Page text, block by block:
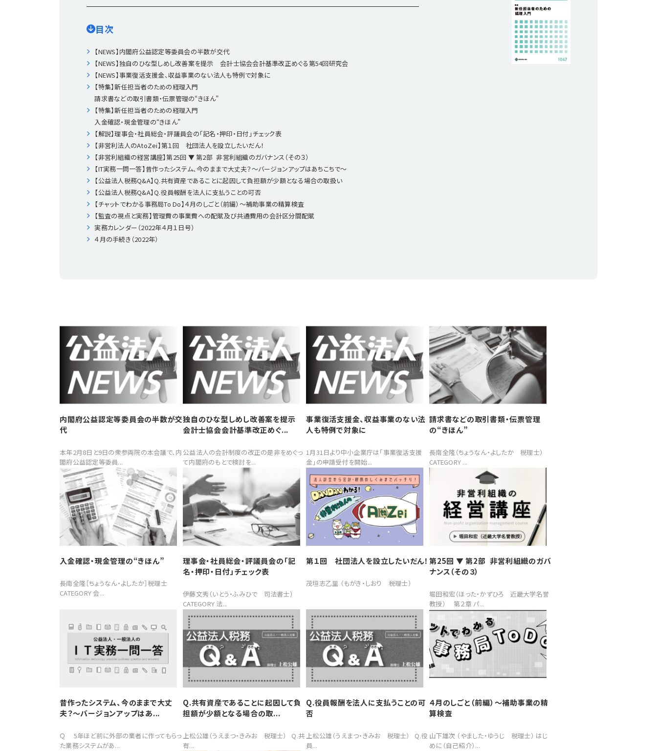
目次
【NEWS】内閣府公益認定等委員会の半数が交代
【NEWS】独自のひな型しめし改善案を提示 会計士協会会計基準改正めぐる第54回研究会
【NEWS】事業復活支援金、収益事業のない法人も特例で対象に
【特集】新任担当者のための経理入門
請求書などの取引書類・伝票管理の“きほん”
【特集】新任担当者のための経理入門
入金確認・現金管理の“きほん”
【解説】理事会・社員総会・評議員会の「記名・押印・日付」チェック表
【非営利法人のAtoZei】第１回 社団法人を設立したいだん！
【非営利組織の経営講座】第25回 ▼ 第2部 非営利組織のガバナンス（その３）
【IT実務一問一答】昔作ったシステム、今のままで大丈夫？～バージョンアップはあちこちで～
【公益法人税務Q&A】Q.共有資産であることに起因して負担額が少額となる場合の取扱い
【公益法人税務Q&A】Q.役員報酬を法人に支払うことの可否
【チャットでわかる事務局To Do】４月のしごと（前編）～補助事業の精算検査
【監査の視点と実務】管理費の事業費への配賦及び共通費用の会計区分間配賦
実務カレンダー（2022年４月１日号）
４月の手続き（2022年）
内閣府公益認定等委員会の半数が交
代
本年2月8日と9日の衆参両院の本会議で、内
閣府公益認定等委員...
独自のひな型しめし改善案を提示
会計士協会会計基準改正めぐ...
公益法人の会計制度の改正の是非をめぐっ
て内閣府のもとで検討を...
事業復活支援金、収益事業のない法
人も特例で対象に
1月31日より中小企業庁は「事業復活支援
金」の申請受付を開始...
請求書などの取引書類・伝票管理
の“きほん”
長南全隆（ちょうなん・よしたか 税理士）
CATEGORY ...
入金確認・現金管理の“きほん”
長南全隆［ちょうなん・よしたか］税理士
CATEGORY 会...
理事会・社員総会・評議員会の「記
名・押印・日付」チェック表
伊藤文秀（いとう・ふみひで 司法書士）
CATEGORY 法...
第１回 社団法人を設立したいだん！
茂垣志乙里 （もがき・しおり 税理士）
第25回 ▼ 第2部 非営利組織のガバ
ナンス（その３）
堀田和宏（ほった・かずひろ 近畿大学名誉
教授） 第２章 パ...
昔作ったシステム、今のままで大丈
夫？～バージョンアップはあ...
Ｑ 5年ほど前に外部の業者に作ってもらっ
た業務システムがあ...
Q.共有資産であることに起因して負
担額が少額となる場合の取...
上松公雄（うえまつ・きみお 税理士） Q.共
有...
Q.役員報酬を法人に支払うことの可
否
上松公雄（うえまつ・きみお 税理士） Q.役
員...
４月のしごと（前編）～補助事業の精
算検査
山下雄次 （やました・ゆうじ 税理士） はじ
めに（自己紹介）...